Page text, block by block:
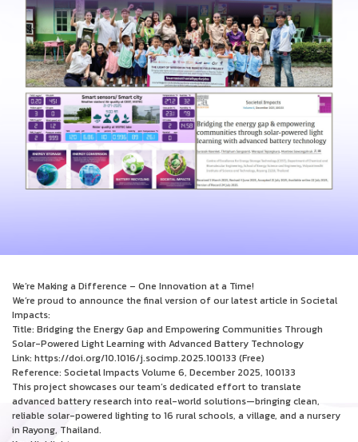
We’re Making a Difference – One Innovation at a Time!
We’re proud to announce the final version of our latest article in Societal
Impacts:
Title: Bridging the Energy Gap and Empowering Communities Through
Solar-Powered Light Learning with Advanced Battery Technology
Link: https://doi.org/10.1016/j.socimp.2025.100133 (Free)
Reference: Societal Impacts Volume 6, December 2025, 100133
This project showcases our team’s dedicated effort to translate
advanced battery research into real-world solutions—bringing clean,
reliable solar-powered lighting to 16 rural schools, a village, and a nursery
in Rayong, Thailand.